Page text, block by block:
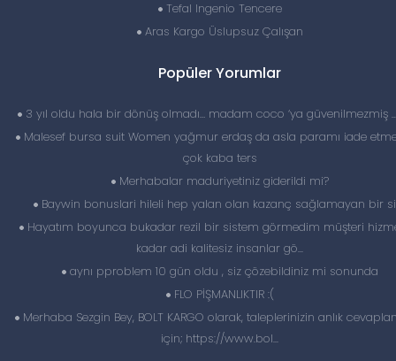
Tefal Ingenio Tencere
Aras Kargo Üslupsuz Çalışan
Popüler Yorumlar
3 yıl oldu hala bir dönüş olmadı… madam coco ‘ya güvenilmezmiş
Malesef bursa suit Women yağmur erdaş da asla paramı iade
çok kaba ters
Merhabalar maduriyetiniz giderildi mi?
Baywin bonuslari hileli hep yalan olan kazanç sağlamayan bir
Hayatım boyunca bukadar rezil bir sistem görmedim müşteri
kadar adi kalitesiz insanlar gö...
aynı pproblem 10 gün oldu , siz çözebildiniz mi sonunda
FLO PİŞMANLIKTIR :(
Merhaba Sezgin Bey, BOLT KARGO olarak, taleplerinizin anlık
için; https://www.bol...